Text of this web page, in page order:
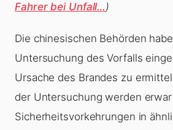
Fahrer bei Unfall…)
Die chinesischen Behörden
Untersuchung des Vorfalls
Ursache des Brandes zu
der Untersuchung werden
Sicherheitsvorkehrungen in